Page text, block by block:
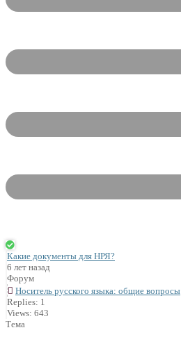
Какие документы для НРЯ?
6 лет назад
Форум
Носитель русского языка: общие вопросы
Replies: 1
Views: 643
Тема